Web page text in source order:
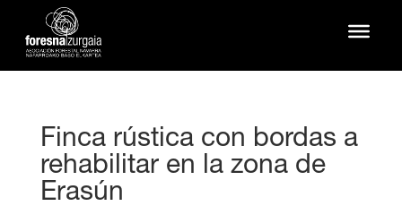
Finca rústica con bordas a
rehabilitar en la zona de
Erasún